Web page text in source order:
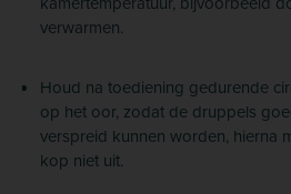
verwarmen.
Houd na toediening gedurende
op het oor, zodat de druppels
verspreid kunnen worden, hierna
kop niet uit.